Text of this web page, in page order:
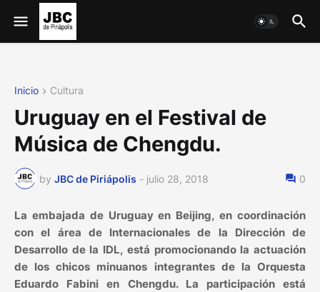
Inicio Cultura
Uruguay en el Festival de
Música de Chengdu.
by JBC de Piriápolis - julio 28, 2018 0
La embajada de Uruguay en Beijing, en coordinación
con el área de Internacionales de la Dirección de
Desarrollo de la IDL, está promocionando la actuación
de los chicos minuanos integrantes de la Orquesta
Eduardo Fabini en Chengdu. La participación está